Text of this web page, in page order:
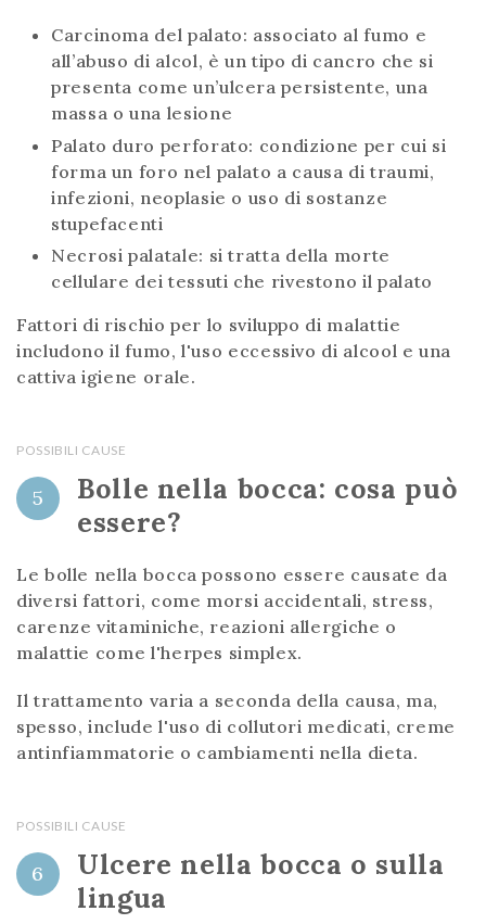
Carcinoma del palato: associato al fumo e
all’abuso di alcol, è un tipo di cancro che si
presenta come un’ulcera persistente, una
massa o una lesione
Palato duro perforato: condizione per cui si
forma un foro nel palato a causa di traumi,
infezioni, neoplasie o uso di sostanze
stupefacenti
Necrosi palatale: si tratta della morte
cellulare dei tessuti che rivestono il palato
Fattori di rischio per lo sviluppo di malattie
includono il fumo, l'uso eccessivo di alcool e una
cattiva igiene orale.
POSSIBILI CAUSE
5
Bolle nella bocca: cosa può
essere?
Le bolle nella bocca possono essere causate da
diversi fattori, come morsi accidentali, stress,
carenze vitaminiche, reazioni allergiche o
malattie come l'herpes simplex.
Il trattamento varia a seconda della causa, ma,
spesso, include l'uso di collutori medicati, creme
antinfiammatorie o cambiamenti nella dieta.
POSSIBILI CAUSE
6
Ulcere nella bocca o sulla
lingua